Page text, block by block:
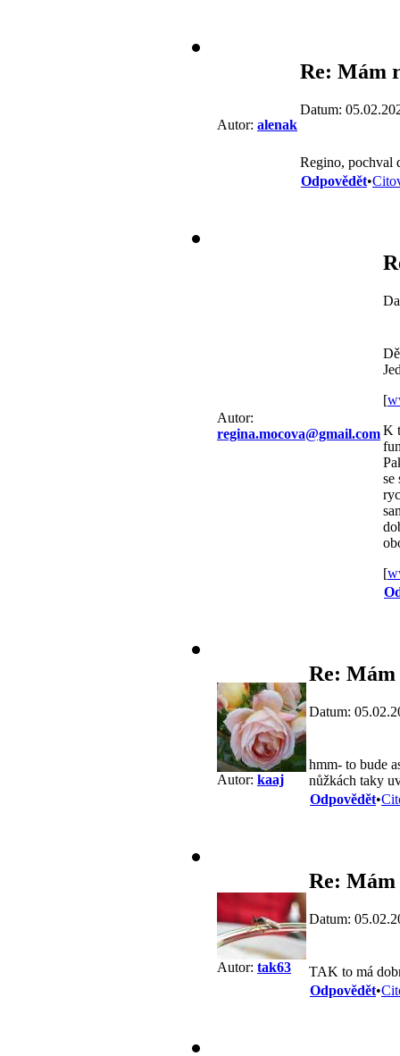
Autor: alenak
Re: Mám
Datum:
Regino, pochval
Odpovědět•
Autor:
regina.mocova@gmail.com
[
K
se
[
Autor: kaaj
Re: Mám
Datum:
hmm- to bude
nůžkách taky
Odpovědět•
Autor: tak63
Re: Mám
Datum:
TAK to má
Odpovědět•